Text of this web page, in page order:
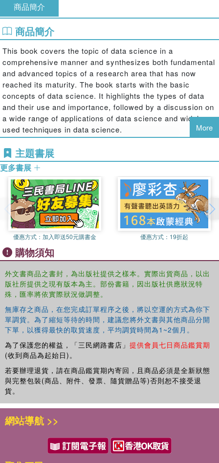
商品簡介
商品簡介
This book covers the topic of data science in a
comprehensive manner and synthesizes both fundamental
and advanced topics of a research area that has now
reached its maturity. The book starts with the basic
concepts of data science. It highlights the types of data
and their use and importance, followed by a discussion on
a wide range of applications of data science and widely
used techniques in data science.
 Provides an internationally respected collection of
scientific research methods, technologies and applications
in the area of data science.
 Presents predictive outcomes by applying data science
techniques to real-life applications.
 Provides readers with the tools, techniques and cases
required to excel with modern artificial intelligence
methods.
can be designed using data science and its allied fields.
The book is aimed primarily at advanced undergraduates
and graduates studying machine learning and data
science. Researchers and professionals will also find this
book useful.
More
主題書展
更多書展
優惠方式： 加入即送50元購書金 優惠方式： 19折起
購物須知
外文書商品之書封，為出版社提供之樣本。實際出貨商品，以出
版社所提供之現有版本為主。部份書籍，因出版社供應狀況特
殊，匯率將依實際狀況做調整。
無庫存之商品，在您完成訂單程序之後，將以空運的方式為你下
單調貨。為了縮短等待的時間，建議您將外文書與其他商品分開
下單，以獲得最快的取貨速度，平均調貨時間為1~2個月。
為了保護您的權益，「三民網路書店」 提供會員七日商品鑑賞期
(收到商品為起始日)。
若要辦理退貨，請在商品鑑賞期內寄回，且商品必須是全新狀態
與完整包裝(商品、附件、發票、隨貨贈品等)否則恕不接受退
貨。
網站導航 >>